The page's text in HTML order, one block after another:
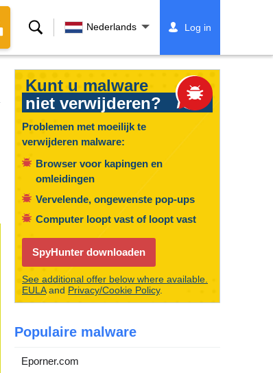
Zoeken Nederlands Log in
Kunt u malware
niet verwijderen?
Problemen met moeilijk te
verwijderen malware:
Browser voor kapingen en
omleidingen
Vervelende, ongewenste pop-ups
Computer loopt vast of loopt vast
SpyHunter downloaden
See additional offer below where available.
EULAand Privacy/Cookie Policy.
Populaire malware
Eporner.com